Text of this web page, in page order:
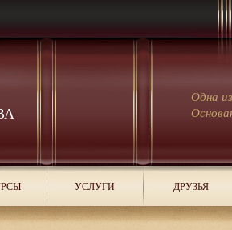
Одна
УСЛУГИ ДРУЗЬЯ